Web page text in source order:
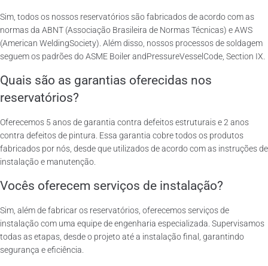
Sim, todos os nossos reservatórios são fabricados de acordo com as
normas da ABNT (Associação Brasileira de Normas Técnicas) e AWS
(American WeldingSociety). Além disso, nossos processos de soldagem
seguem os padrões do ASME Boiler andPressureVesselCode, Section IX.
Quais são as garantias oferecidas nos
reservatórios?
Oferecemos 5 anos de garantia contra defeitos estruturais e 2 anos
contra defeitos de pintura. Essa garantia cobre todos os produtos
fabricados por nós, desde que utilizados de acordo com as instruções de
instalação e manutenção.
Vocês oferecem serviços de instalação?
Sim, além de fabricar os reservatórios, oferecemos serviços de
instalação com uma equipe de engenharia especializada. Supervisamos
todas as etapas, desde o projeto até a instalação final, garantindo
segurança e eficiência.